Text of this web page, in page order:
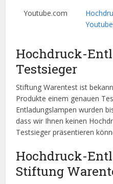
Youtube.com
Hochdruck-
Testsieger
Stiftung Warentest ist
Produkte einem genauen
Entladungslampen wurden
dass wir Ihnen keinen
Testsieger präsentieren
Hochdruck-
Stiftung